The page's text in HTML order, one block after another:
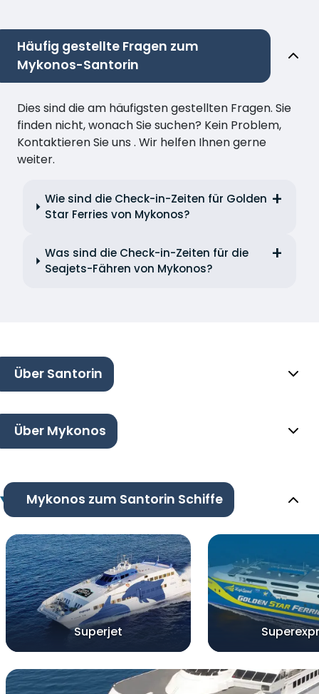
Häufig gestellte Fragen zum
Mykonos-Santorin
Dies sind die am häufigsten gestellten Fragen. Sie
finden nicht, wonach Sie suchen? Kein Problem,
Kontaktieren Sie uns . Wir helfen Ihnen gerne
weiter.
Wie sind die Check-in-Zeiten für Golden
Star Ferries von Mykonos?
Was sind die Check-in-Zeiten für die
Seajets-Fähren von Mykonos?
Über Santorin
Über Mykonos
Mykonos zum Santorin Schiffe
Superjet